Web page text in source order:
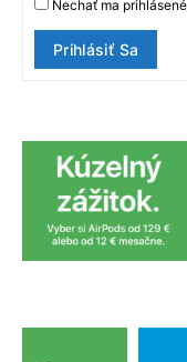
Nechať ma
Prihlásiť Sa